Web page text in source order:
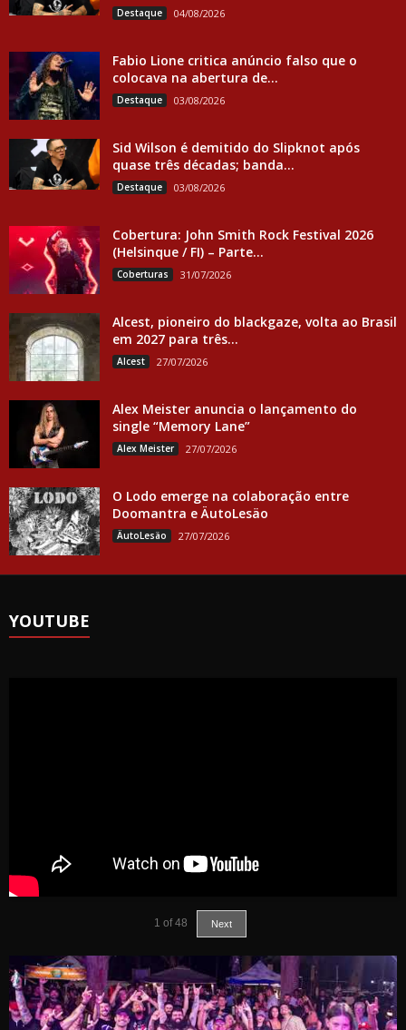
Destaque 04/08/2026
Fabio Lione critica anúncio falso que o
colocava na abertura de...
Destaque 03/08/2026
Sid Wilson é demitido do Slipknot após
quase três décadas; banda...
Destaque 03/08/2026
Cobertura: John Smith Rock Festival 2026
(Helsinque / FI) – Parte...
Coberturas 31/07/2026
Alcest, pioneiro do blackgaze, volta ao Brasil
em 2027 para três...
Alcest 27/07/2026
Alex Meister anuncia o lançamento do
single “Memory Lane”
Alex Meister 27/07/2026
O Lodo emerge na colaboração entre
Doomantra e ÄutoLesäo
ÄutoLesäo 27/07/2026
YOUTUBE
1 of 48 Next